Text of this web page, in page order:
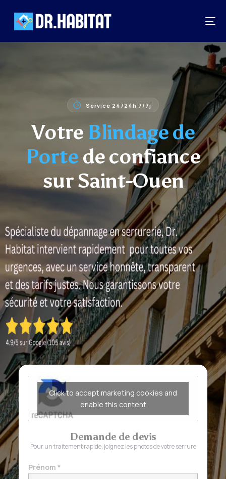
Service 24/24h 7/7j
Votre Blindage de
Porte de confiance
sur Saint-Ouen
Click to accept marketing cookies and
enable this content
Demande de devis
Pour un traitement rapide, joignez les photos de votre serrure
Prénom*